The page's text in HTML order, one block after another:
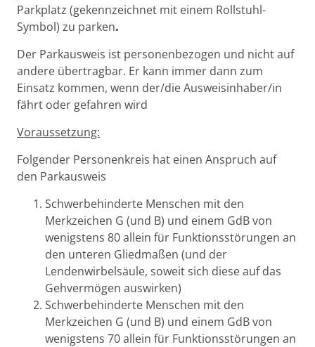
Parkplatz (gekennzeichnet mit einem Rollstuhl-
Symbol) zu parken.
Der Parkausweis ist personenbezogen und nicht auf
andere übertragbar. Er kann immer dann zum
Einsatz kommen, wenn der/die Ausweisinhaber/in
fährt oder gefahren wird
Voraussetzung:
Folgender Personenkreis hat einen Anspruch auf
den Parkausweis
Schwerbehinderte Menschen mit den
Merkzeichen G (und B) und einem GdB von
wenigstens 80 allein für Funktionsstörungen an
den unteren Gliedmaßen (und der
Lendenwirbelsäule, soweit sich diese auf das
Gehvermögen auswirken)
Schwerbehinderte Menschen mit den
Merkzeichen G (und B) und einem GdB von
wenigstens 70 allein für Funktionsstörungen an